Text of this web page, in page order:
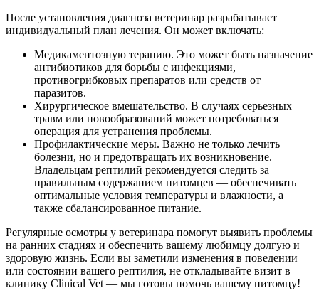
После установления диагноза ветеринар разрабатывает
индивидуальный план лечения. Он может включать:
Медикаментозную терапию. Это может быть назначение
антибиотиков для борьбы с инфекциями,
противогрибковых препаратов или средств от
паразитов.
Хирургическое вмешательство. В случаях серьезных
травм или новообразований может потребоваться
операция для устранения проблемы.
Профилактические меры. Важно не только лечить
болезни, но и предотвращать их возникновение.
Владельцам рептилий рекомендуется следить за
правильным содержанием питомцев — обеспечивать
оптимальные условия температуры и влажности, а
также сбалансированное питание.
Регулярные осмотры у ветеринара помогут выявить проблемы
на ранних стадиях и обеспечить вашему любимцу долгую и
здоровую жизнь. Если вы заметили изменения в поведении
или состоянии вашего рептилия, не откладывайте визит в
клинику Clinical Vet — мы готовы помочь вашему питомцу!